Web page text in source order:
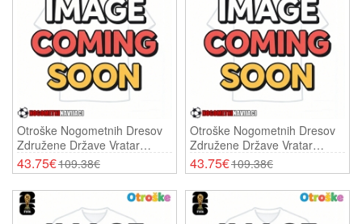
Otroške Nogometnih Dresov
Združene Države Vratar
Domači SP 2026 Dolgi Rokavi
(+ Hlače)
43.75€109.38€
Otroške Nogometnih Dresov
Združene Države Vratar
Gostujoči SP 2026 Dolgi
Rokavi (+ Hlače)
43.75€109.38€